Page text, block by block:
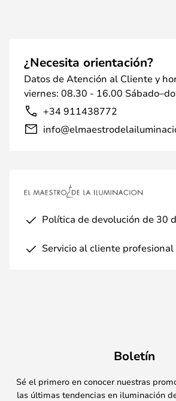
¿Necesita orientación?
Datos de Atención al Cliente y
viernes: 08.30 - 16.00
+34 911438772
Política de devolución de 30
Servicio al cliente profesional
Boletín
Sé el primero en conocer nuestras
las últimas tendencias en iluminación